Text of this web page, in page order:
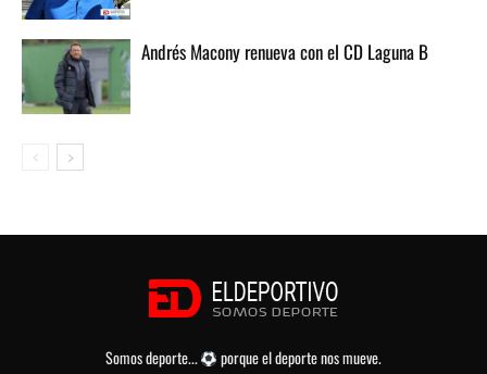
Andrés Macony renueva con el CD Laguna B
Somos deporte...
porque el deporte nos mueve.